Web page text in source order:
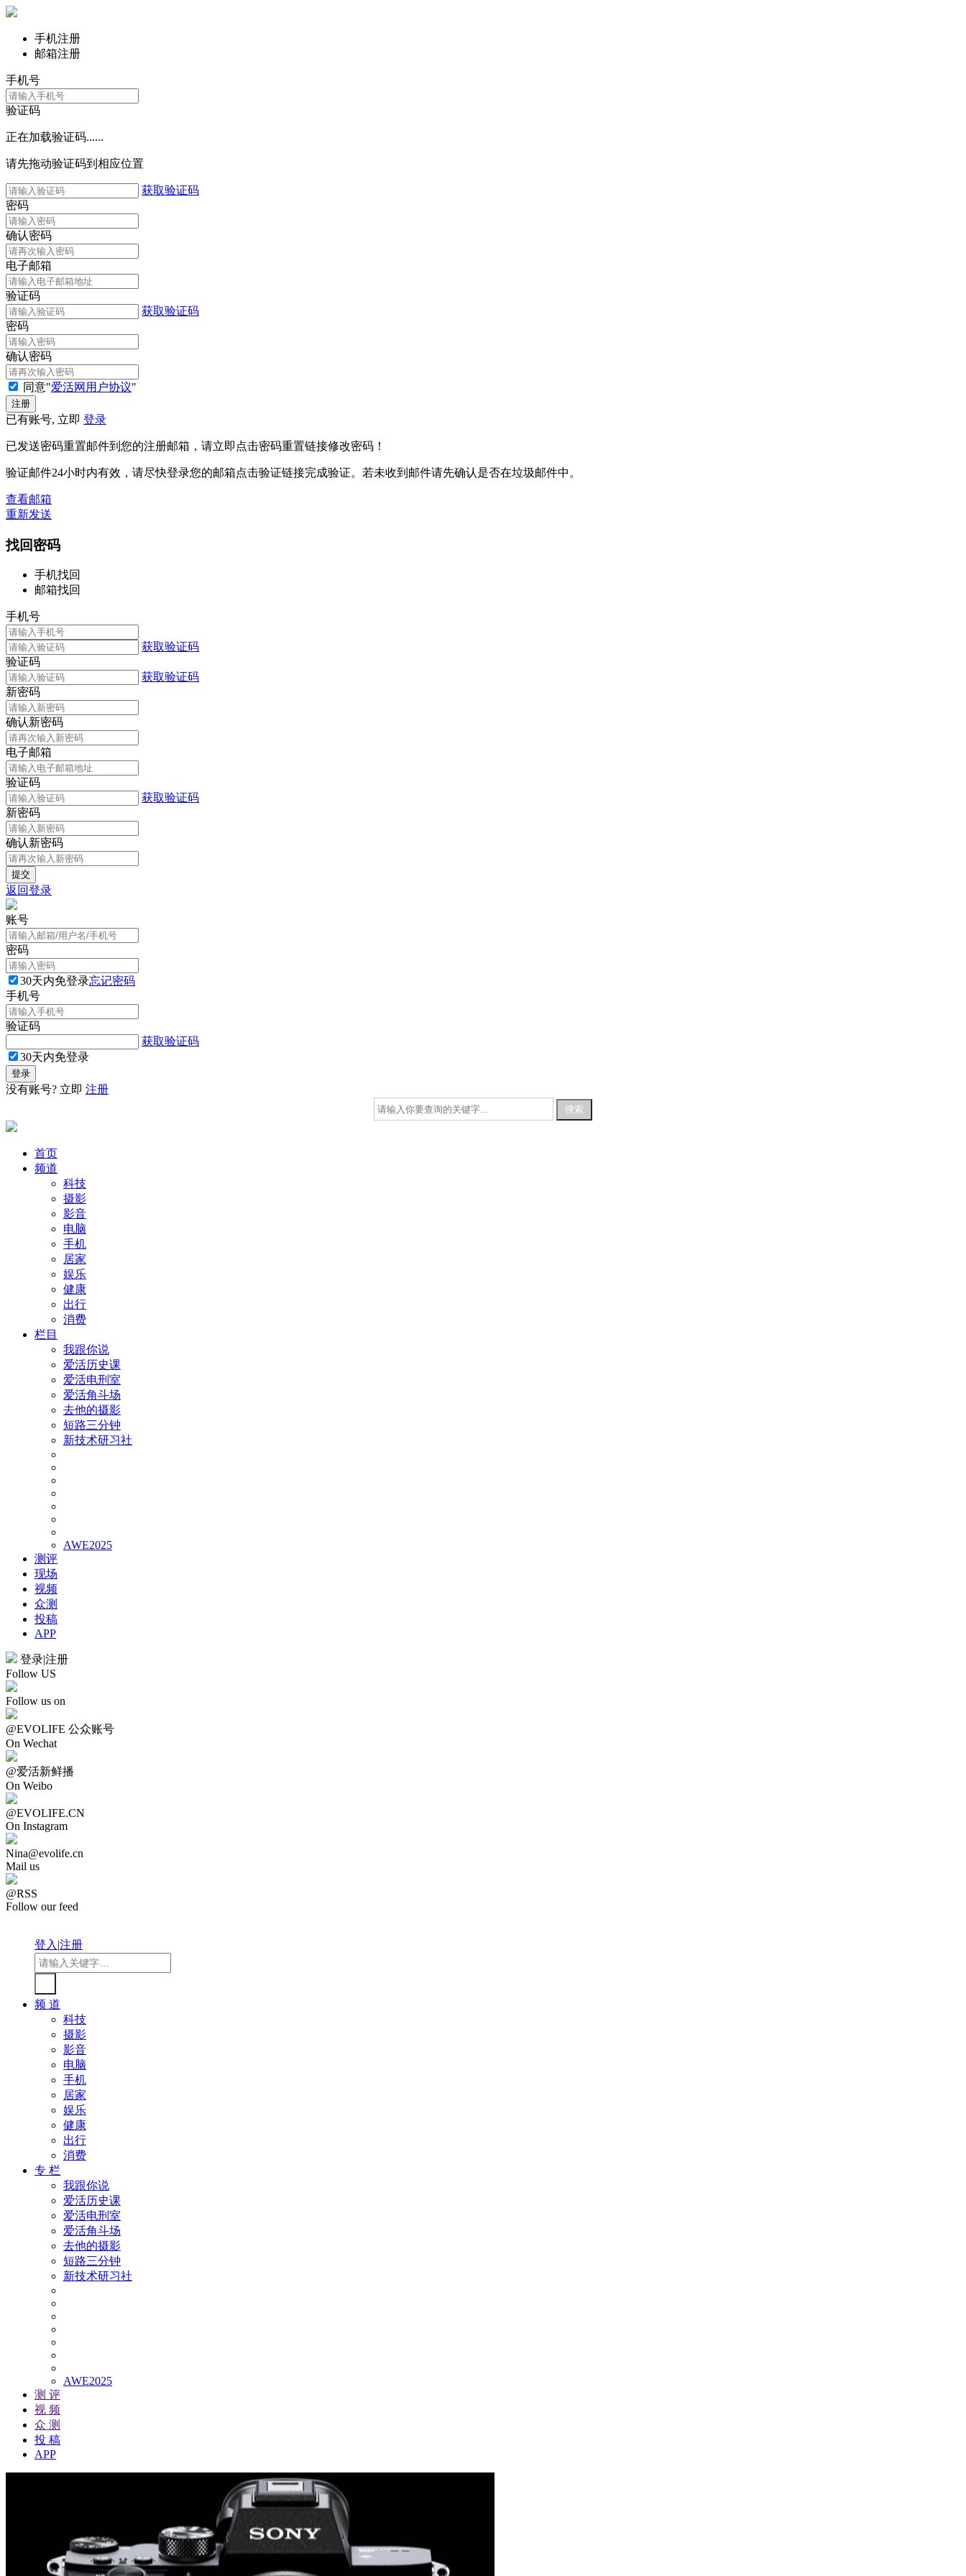
手机注册
邮箱注册
手机号
验证码
正在加载验证码......
请先拖动验证码到相应位置
获取验证码
密码
确认密码
电子邮箱
验证码
获取验证码
密码
确认密码
同意"爱活网用户协议"
已有账号, 立即 登录
已发送密码重置邮件到您的注册邮箱，请立即点击密码重置链接修改密码！
验证邮件24小时内有效，请尽快登录您的邮箱点击验证链接完成验证。若未收到邮件请先确认是否在垃圾邮件中。
查看邮箱
重新发送
找回密码
手机找回
邮箱找回
手机号
获取验证码
验证码
获取验证码
新密码
确认新密码
电子邮箱
验证码
获取验证码
新密码
确认新密码
返回登录
账号
密码
30天内免登录忘记密码
手机号
验证码
获取验证码
30天内免登录
没有账号? 立即 注册
首页
频道
科技
摄影
影音
电脑
手机
居家
娱乐
健康
出行
消费
栏目
我跟你说
爱活历史课
爱活电刑室
爱活角斗场
去他的摄影
短路三分钟
新技术研习社
AWE2025
测评
现场
视频
众测
投稿
APP
登录|注册
Follow US
Follow us on
@EVOLIFE 公众账号
On Wechat
@爱活新鲜播
On Weibo
@EVOLIFE.CN
On Instagram
Nina@evolife.cn
Mail us
@RSS
Follow our feed
登入|注册
频 道
科技
摄影
影音
电脑
手机
居家
娱乐
健康
出行
消费
专 栏
我跟你说
爱活历史课
爱活电刑室
爱活角斗场
去他的摄影
短路三分钟
新技术研习社
AWE2025
测 评
视 频
众 测
投 稿
APP